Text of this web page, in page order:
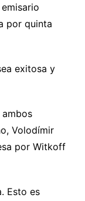
por quinta
exitosa y
Volodímir
por Witkoff
Esto es